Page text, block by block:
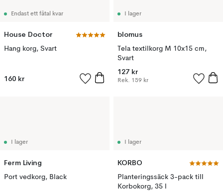
Endast ett fåtal kvar
House Doctor
Hang korg, Svart
160 kr
I lager
blomus
Tela textilkorg M 10x15 cm,
Svart
127 kr
Rek. 159 kr
I lager
Ferm Living
Port vedkorg, Black
I lager
KORBO
Planteringssäck 3-pack till
Korbokorg, 35 l